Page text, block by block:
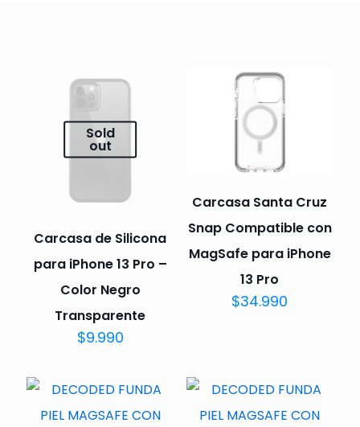
Sold
out
Carcasa de Silicona
para iPhone 13 Pro –
Color Negro
Transparente
$9.990
Carcasa Santa Cruz
Snap Compatible con
MagSafe para iPhone
13 Pro
$34.990